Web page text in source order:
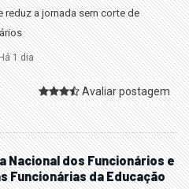
reduz a jornada sem corte de
1 dia
Avaliar postagem
Nacional dos Funcionários e
Funcionárias da Educação